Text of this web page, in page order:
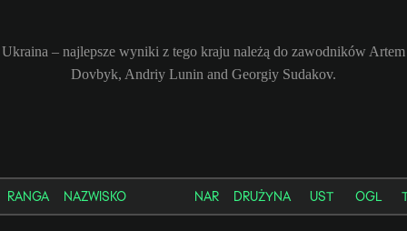
Ukraina – najlepsze wyniki z tego kraju należą do zawodników Artem
Dovbyk, Andriy Lunin and Georgiy Sudakov.
RANGA NAZWISKO NAR DRUŻYNA UST OGL